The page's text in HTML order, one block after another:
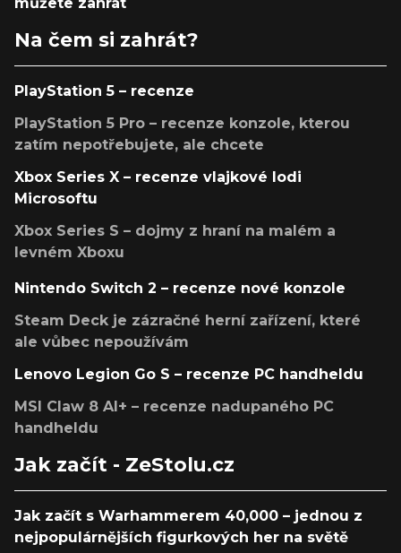
Na čem si zahrát?
PlayStation 5 – recenze
PlayStation 5 Pro – recenze konzole, kterou
zatím nepotřebujete, ale chcete
Xbox Series X – recenze vlajkové lodi
Microsoftu
Xbox Series S – dojmy z hraní na malém a
levném Xboxu
Nintendo Switch 2 – recenze nové konzole
Steam Deck je zázračné herní zařízení, které
ale vůbec nepoužívám
Lenovo Legion Go S – recenze PC handheldu
MSI Claw 8 AI+ – recenze nadupaného PC
handheldu
Jak začít - ZeStolu.cz
Jak začít s Warhammerem 40,000 – jednou z
nejpopulárnějších figurkových her na světě